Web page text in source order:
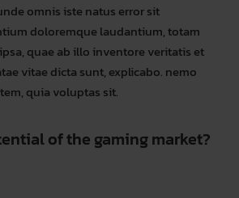
omnis iste natus error sit
doloremque laudantium, totam
quae ab illo inventore veritatis et
vitae dicta sunt, explicabo. nemo
quia voluptas sit.
of the gaming market?